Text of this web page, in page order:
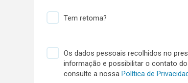
Tem retoma?
Os dados pessoais recolhidos no
informação e possibilitar o contato
consulte a nossa Política de